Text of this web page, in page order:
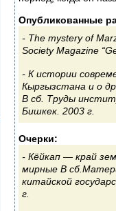
Опубликованные
The mystery of
Society Magazine
К истории
Кыргызстана и о
В сб. Труды
Бишкек. 2003 г.
Очерки:
Кёйкап — край
мирные В
китайской
г.